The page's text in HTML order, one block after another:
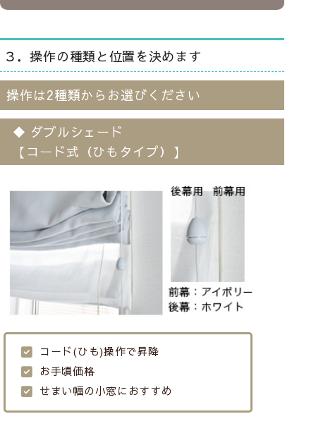
３．操作の種類と位置を決めます
操作は2種類からお選びください
◆ ダブルシェード
【コード式（ひもタイプ）】
コード(ひも)操作で昇降
お手頃価格
せまい幅の小窓におすすめ